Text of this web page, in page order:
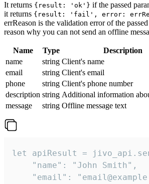
It returns {result: 'ok'} if the passed
it returns {result: 'fail', error:
errReason is the validation error of the
reason why you can not send an offline
Name Type
Description
name
string Client's name
email
string Client's email
phone
string Client's phone number
description string Additional information
message
string Offline message text
let apiResult =
    "name": "John Smith",
"email":